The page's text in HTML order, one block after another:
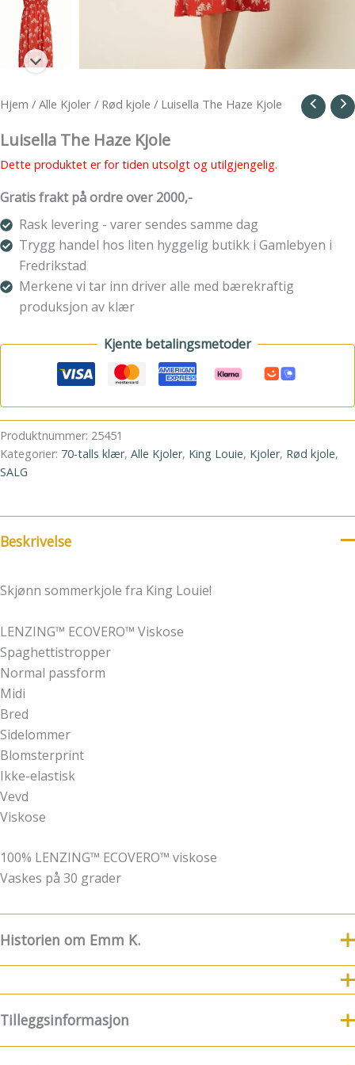
Hjem / Alle Kjoler / Rød kjole / Luisella The Haze Kjole
Luisella The Haze Kjole
Dette produktet er for tiden utsolgt og utilgjengelig.
Gratis frakt på ordre over 2000,-
Rask levering - varer sendes samme dag
Trygg handel hos liten hyggelig butikk i Gamlebyen i
Fredrikstad
Merkene vi tar inn driver alle med bærekraftig
produksjon av klær
Kjente betalingsmetoder
Produktnummer: 25451
Kategorier: 70-talls klær, Alle Kjoler, King Louie, Kjoler, Rød kjole,
SALG
Beskrivelse
Skjønn sommerkjole fra King Louie!
LENZING™ ECOVERO™ Viskose
Spaghettistropper
Normal passform
Midi
Bred
Sidelommer
Blomsterprint
Ikke-elastisk
Vevd
Viskose
100% LENZING™ ECOVERO™ viskose
Vaskes på 30 grader
Historien om Emm K.
8.7.2019 ble Emm K.-butikken født! Emm K. startet litt før
det, men da var konseptet noe annerledes. Det startet med
Tilleggsinformasjon